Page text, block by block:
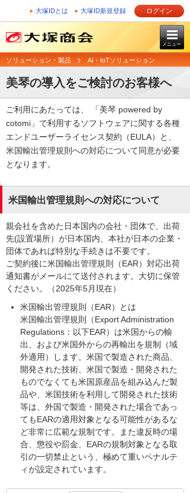
大塚IDとは 大塚ID新規登録 ログイン
メニュー
ソリューション・製品 AI・IoTソリューション
美琴の導入をご検討のお客様へ
ご利用にあたっては、 「美琴 powered by
cotomi」で利用するソフトウェアに関する各種
エンドユーザーライセンス契約（EULA）と、
米国輸出管理規則への対応について同意が必要
となります。
米国輸出管理規則への対応について
親会社を含めた日本国内の会社・団体で、出荷
先(設置場所）が日本国内、本社が日本の企業・
団体であれば特別な手続きは不要です。
ご契約後に米国輸出管理規則（EAR）対応出荷
通知書がメールにて送付されます。大切に保管
ください。（2025年5月現在）
米国輸出管理規則（EAR）とは
米国輸出管理規則（Export Administration
Regulations：以下EAR）は米国からの輸
出、および米国外からの再輸出を規制（域
外適用）します。米国で製造された商品、
開発された技術、米国で製造・開発された
ものでなくても米国原産品を組み込んだ製
品や、米国技術を利用して開発された技術
等は、外国で製造・開発された場合であっ
てもEARの適用対象となる可能性があるな
ど非常に広範な規制です。また違反時の場
合、懲役や罰金、EARの規制対象となる取
引の一切禁止という、極めて重いペナルテ
ィが設定されています。